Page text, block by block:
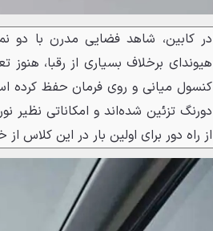
هیوندای برخلاف بسیاری از رقبا، هنوز
کنسول میانی و روی فرمان حفظ کرده
دورنگ تزئین شده‌اند و امکاناتی نظیر
از راه دور برای اولین بار در این کلاس